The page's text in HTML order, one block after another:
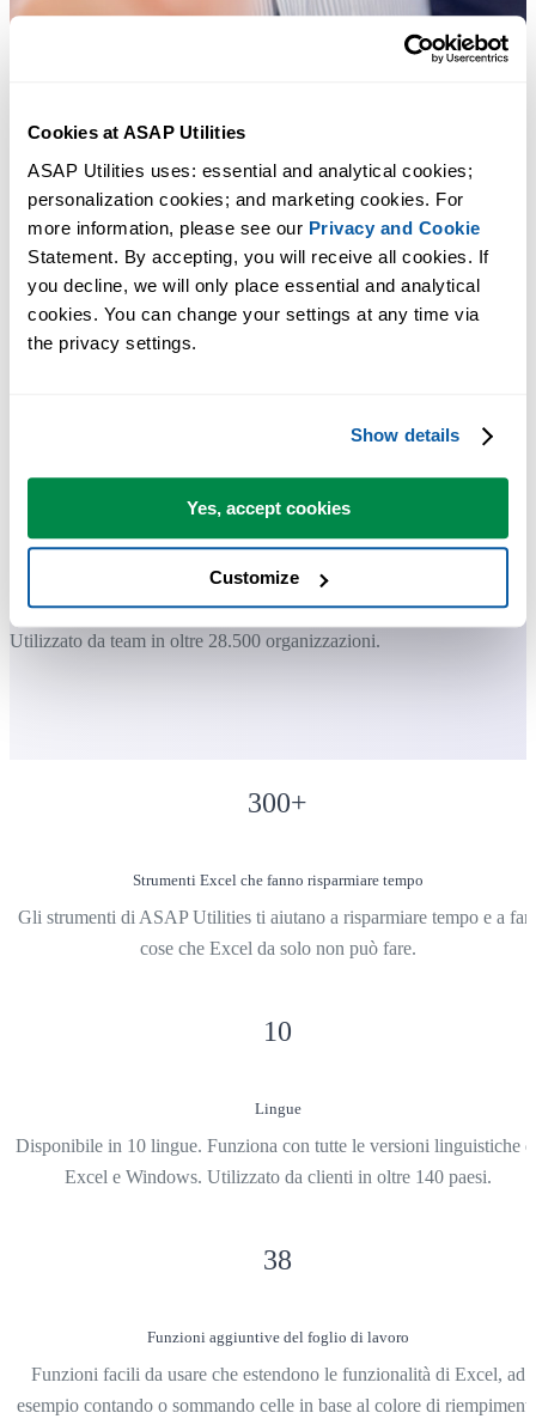
Cookies at ASAP Utilities
ASAP Utilities uses: essential and analytical cookies;
personalization cookies; and marketing cookies. For
more information, please see our Privacy and Cookie
Statement. By accepting, you will receive all cookies. If
you decline, we will only place essential and analytical
cookies. You can change your settings at any time via
the privacy settings.
Show details
Yes, accept cookies
Customize
Strumenti pratici che molti utenti di Excel vorrebbero integrati in
Excel.
Risparmia tempo in Excel. Così semplice.
Insieme di strumenti che rendono la selezione dei vari elementi più
Puoi iniziare subito. Nessuna formazione necessaria.
Utilizzato da team in oltre 28.500 organizzazioni.
300+
Strumenti Excel che fanno risparmiare tempo
Gli strumenti di ASAP Utilities ti aiutano a risparmiare tempo e a
cose che Excel da solo non può fare.
10
Lingue
Disponibile in 10 lingue. Funziona con tutte le versioni linguistiche
Excel e Windows. Utilizzato da clienti in oltre 140 paesi.
38
Funzioni aggiuntive del foglio di lavoro
Funzioni facili da usare che estendono le funzionalità di Excel, ad
esempio contando o sommando celle in base al colore di